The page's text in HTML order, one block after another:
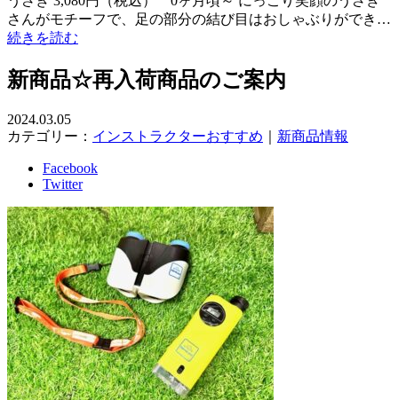
さんがモチーフで、足の部分の結び目はおしゃぶりができ…
続きを読む
新商品☆再入荷商品のご案内
2024.03.05
カテゴリー： インストラクターおすすめ 新商品情報
Facebook
Twitter